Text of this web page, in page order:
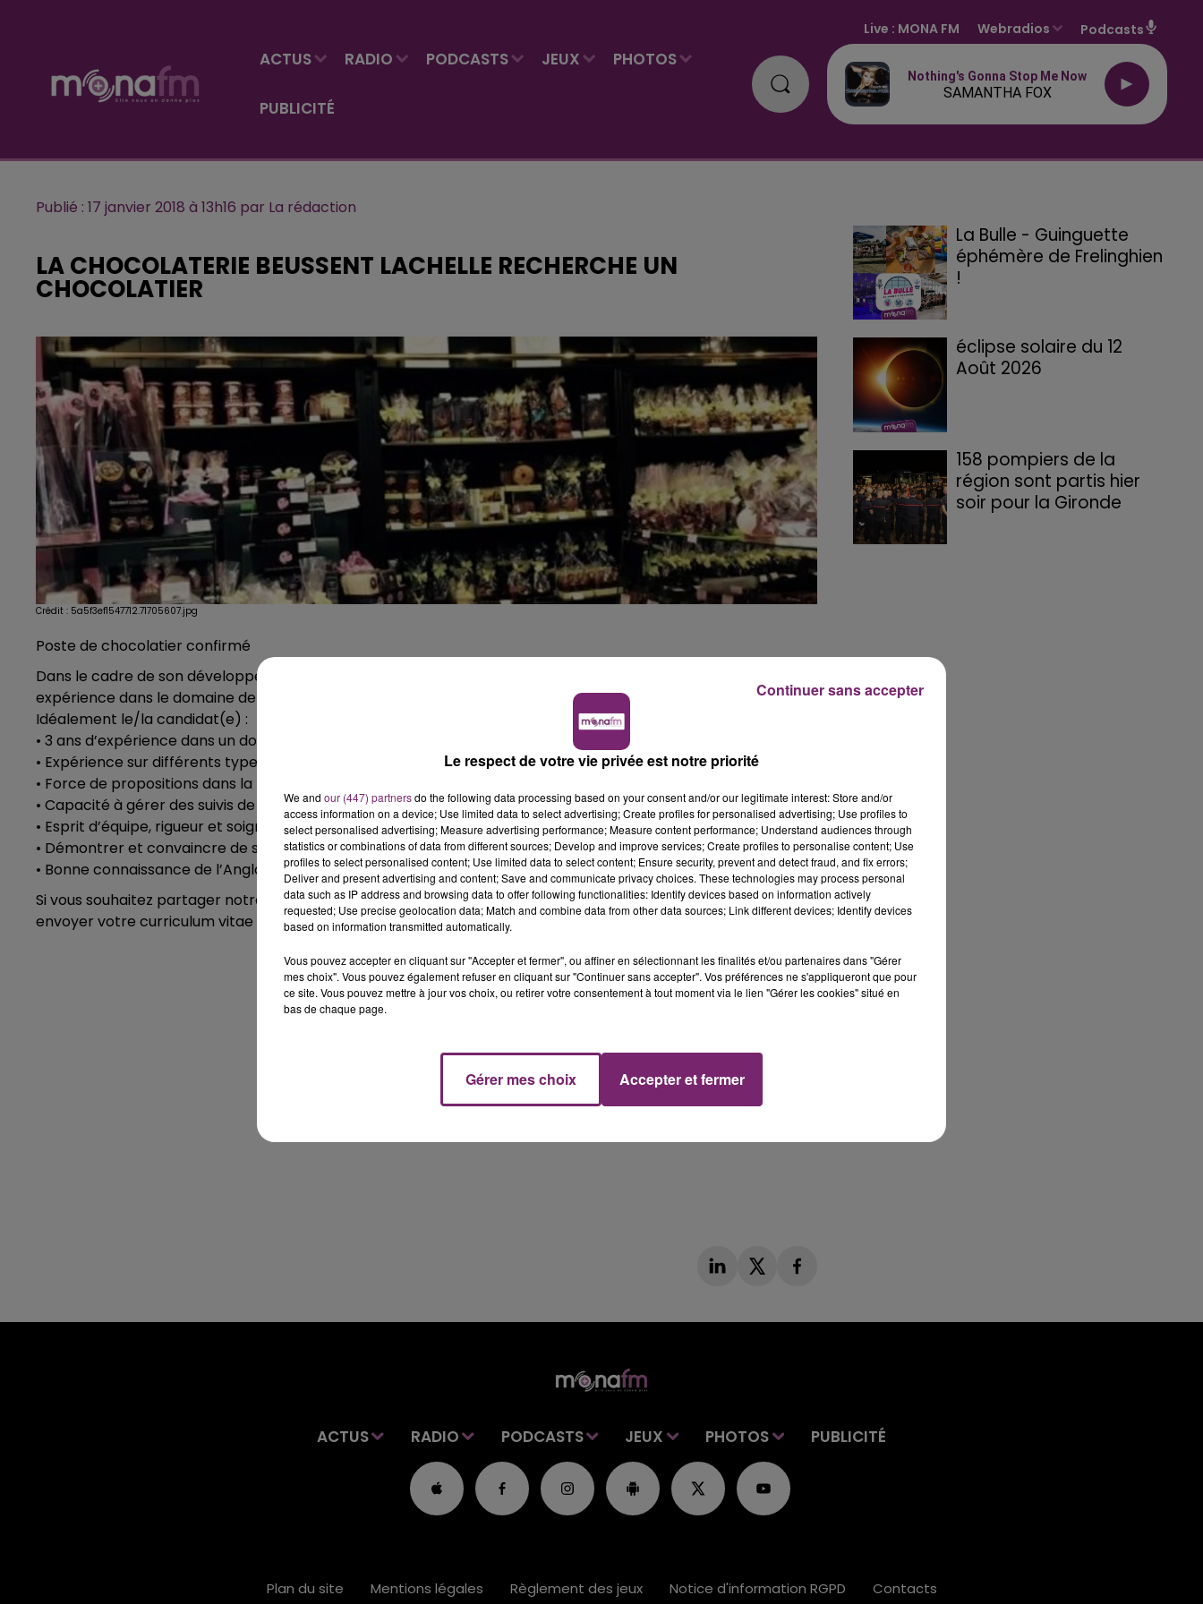
ACTUS RADIO PODCASTS JEUX PHOTOS
PUBLICITÉ
Live : MONA FM Webradios Podcasts
Nothing's Gonna Stop Me Now
SAMANTHA FOX
Publié : 17 janvier 2018 à 13h16 par La rédaction
LA CHOCOLATERIE BEUSSENT LACHELLE RECHERCHE UN
CHOCOLATIER
Crédit : 5a5f3ef1547712.71705607.jpg
Poste de chocolatier confirmé
Dans le cadre de son développement ; La Chocolaterie Beussent Lachelle recherche un chocolatier ayant une
expérience dans le domaine de la fabrication de chocolat avec 3 ans d’expérience minimum.
Idéalement le/la candidat(e) :
• 3 ans d’expérience dans un domaine proche
• Expérience sur différents types de machine : mouleuse, enrobeuse, one-shot
• Force de propositions dans la mise en place de nouveaux produits/process
• Capacité à gérer des suivis de production
• Esprit d’équipe, rigueur et soigné
• Démontrer et convaincre de ses aptitudes
• Bonne connaissance de l’Anglais recommandé
Si vous souhaitez partager notre passion du chocolat et travailler au sein de notre équipe, n’hésitez pas à
envoyer votre curriculum vitae et lettre de motivation à l’attention du responsable de production .
La Bulle - Guinguette
éphémère de Frelinghien
!
éclipse solaire du 12
Août 2026
158 pompiers de la
région sont partis hier
soir pour la Gironde
ACTUS RADIO PODCASTS JEUX PHOTOS PUBLICITÉ
Plan du site Mentions légales Règlement des jeux Notice d'information RGPD Contacts
Le respect de votre vie privée est notre priorité
We and our (447) partnersdo the following data processing based on your consent and/or our legitimate interest: Store and/or
access information on a device; Use limited data to select advertising; Create profiles for personalised advertising; Use profiles to
select personalised advertising; Measure advertising performance; Measure content performance; Understand audiences through
statistics or combinations of data from different sources; Develop and improve services; Create profiles to personalise content; Use
profiles to select personalised content; Use limited data to select content; Ensure security, prevent and detect fraud, and fix errors;
Deliver and present advertising and content; Save and communicate privacy choices. These technologies may process personal
data such as IP address and browsing data to offer following functionalities: Identify devices based on information actively
requested; Use precise geolocation data; Match and combine data from other data sources; Link different devices; Identify devices
based on information transmitted automatically.
Vous pouvez accepter en cliquant sur "Accepter et fermer", ou affiner en sélectionnant les finalités et/ou partenaires dans "Gérer
mes choix". Vous pouvez également refuser en cliquant sur "Continuer sans accepter". Vos préférences ne s'appliqueront que pour
ce site. Vous pouvez mettre à jour vos choix, ou retirer votre consentement à tout moment via le lien "Gérer les cookies" situé en
bas de chaque page.
Gérer mes choix Accepter et fermer
Continuer sans accepter